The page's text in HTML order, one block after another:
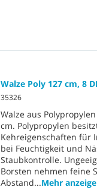
Walze Poly 127 cm, 8
35326
Walze aus
cm. Polypropylen
Kehreigenschaften für
bei Feuchtigkeit und
Staubkontrolle.
Borsten nehmen feine
Abstand...Mehr